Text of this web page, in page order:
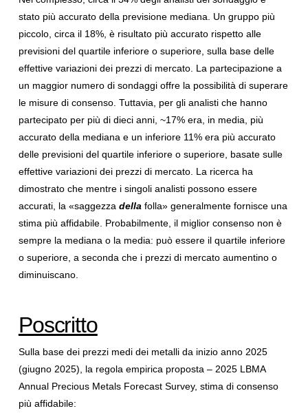
stato più accurato della previsione mediana. Un gruppo più
piccolo, circa il 18%, è risultato più accurato rispetto alle
previsioni del quartile inferiore o superiore, sulla base delle
effettive variazioni dei prezzi di mercato. La partecipazione a
un maggior numero di sondaggi offre la possibilità di superare
le misure di consenso. Tuttavia, per gli analisti che hanno
partecipato per più di dieci anni, ~17% era, in media, più
accurato della mediana e un inferiore 11% era più accurato
delle previsioni del quartile inferiore o superiore, basate sulle
effettive variazioni dei prezzi di mercato. La ricerca ha
dimostrato che mentre i singoli analisti possono essere
accurati, la «saggezza della folla» generalmente fornisce una
stima più affidabile. Probabilmente, il miglior consenso non è
sempre la mediana o la media: può essere il quartile inferiore
o superiore, a seconda che i prezzi di mercato aumentino o
diminuiscano.
Poscritto
Sulla base dei prezzi medi dei metalli da inizio anno 2025
(giugno 2025), la regola empirica proposta – 2025 LBMA
Annual Precious Metals Forecast Survey, stima di consenso
più affidabile: